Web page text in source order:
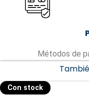
Métodos de
Con stock